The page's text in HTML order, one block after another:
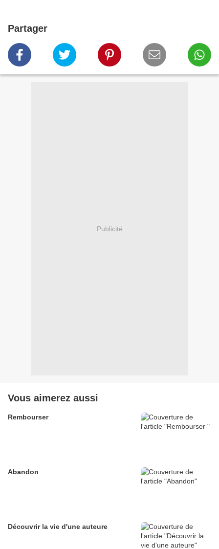
Partager
Publicité
Vous aimerez aussi
Rembourser
Abandon
Découvrir la vie d'une auteure